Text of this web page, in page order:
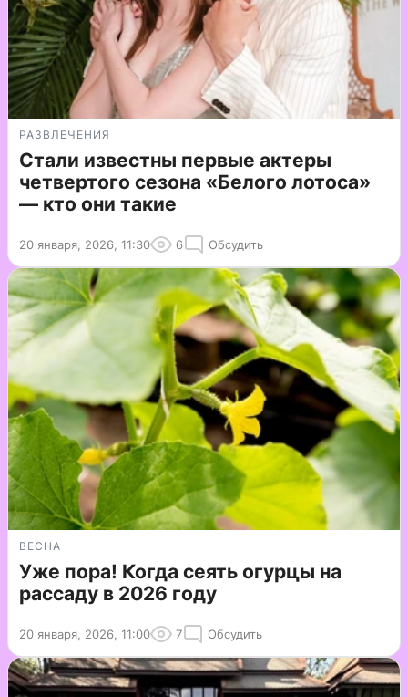
РАЗВЛЕЧЕНИЯ
Стали известны первые актеры
четвертого сезона «Белого лотоса»
— кто они такие
20 января, 2026, 11:30 6 Обсудить
ВЕСНА
Уже пора! Когда сеять огурцы на
рассаду в 2026 году
20 января, 2026, 11:00 7 Обсудить